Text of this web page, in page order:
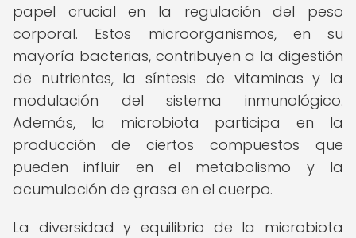
papel crucial en la regulación del peso
corporal. Estos microorganismos, en su
mayoría bacterias, contribuyen a la digestión
de nutrientes, la síntesis de vitaminas y la
modulación del sistema inmunológico.
Además, la microbiota participa en la
producción de ciertos compuestos que
pueden influir en el metabolismo y la
acumulación de grasa en el cuerpo.
La diversidad y equilibrio de la microbiota